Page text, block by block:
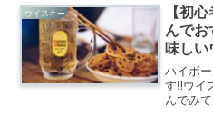
くださ
ウイスキー
【初
んでお
味しい
ハイボ
す‼ウイ
んでみ